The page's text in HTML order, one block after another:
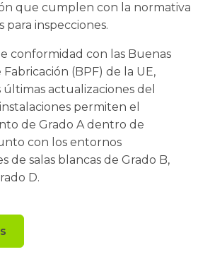
que cumplen con la normativa
para inspecciones.
conformidad con las Buenas
Fabricación (BPF) de la UE,
últimas actualizaciones del
permiten el
de Grado A dentro de
con los entornos
de salas blancas de Grado B,
D.